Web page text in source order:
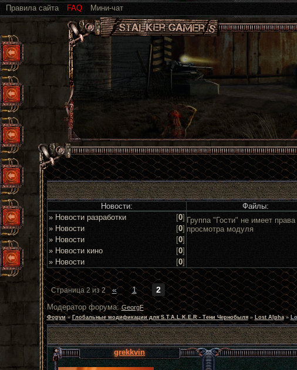
Правила сайта FAQ Мини-чат
Новости: Файлы:
» Новости разработки
[0]
» Новости
[0]
» Новости
[0]
» Новости кино
[0]
» Новости
[0]
Группа "Гости" не имеет права
просмотра модуля
Страница2из2 « 1 2
Модератор форума:GeorgF
Форум » Глобальные модификации для S.T.A.L.K.E.R - Тени Чернобыля » Lost Alpha »
grekkvin